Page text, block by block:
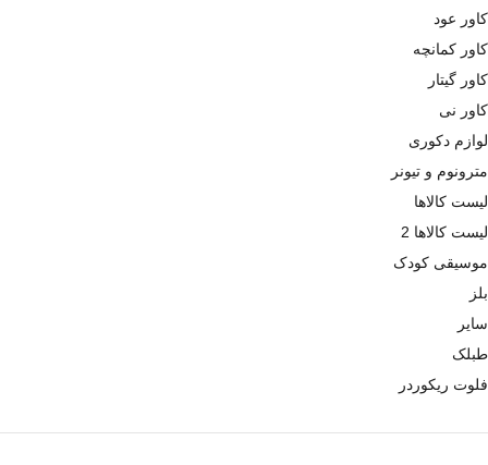
کاور عود
کاور کمانچه
کاور گیتار
کاور نی
لوازم دکوری
مترونوم و تیونر
لیست کالاها
لیست کالاها 2
موسیقی کودک
بلز
سایر
طبلک
فلوت ریکوردر